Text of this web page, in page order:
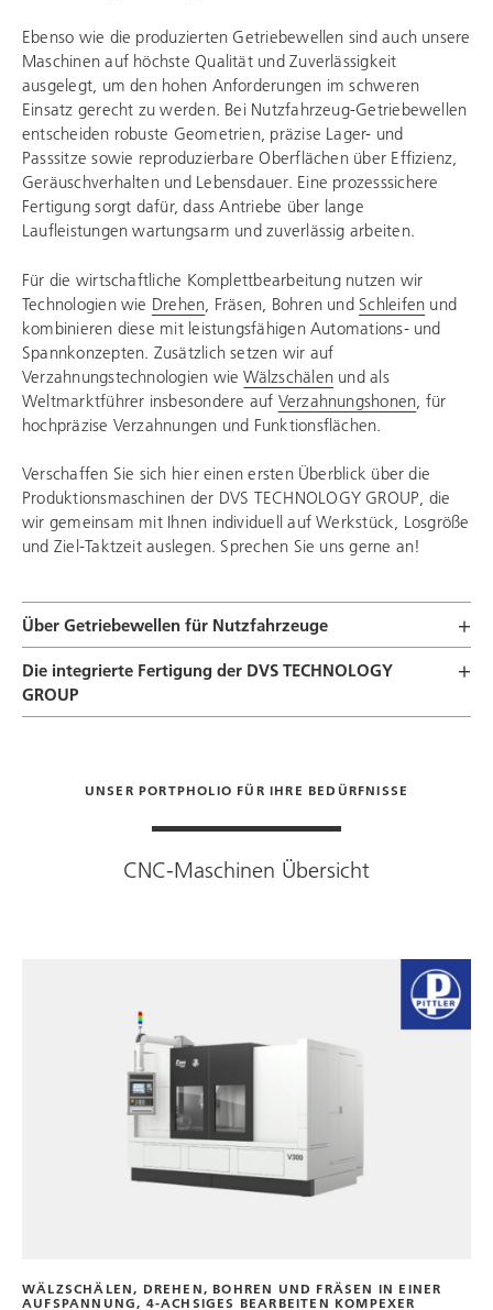
Ebenso wie die produzierten Getriebewellen sind auch unsere
Maschinen auf höchste Qualität und Zuverlässigkeit
ausgelegt, um den hohen Anforderungen im schweren
Einsatz gerecht zu werden. Bei Nutzfahrzeug-Getriebewellen
entscheiden robuste Geometrien, präzise Lager- und
Passsitze sowie reproduzierbare Oberflächen über Effizienz,
Geräuschverhalten und Lebensdauer. Eine prozesssichere
Fertigung sorgt dafür, dass Antriebe über lange
Laufleistungen wartungsarm und zuverlässig arbeiten.
Für die wirtschaftliche Komplettbearbeitung nutzen wir
Technologien wie Drehen , Fräsen, Bohren und Schleifen und
kombinieren diese mit leistungsfähigen Automations- und
Spannkonzepten. Zusätzlich setzen wir auf
Verzahnungstechnologien wieWälzschälenund als
Weltmarktführer insbesondere auf Verzahnungshonen , für
hochpräzise Verzahnungen und Funktionsflächen.
Verschaffen Sie sich hier einen ersten Überblick über die
Produktionsmaschinen der DVS TECHNOLOGY GROUP, die
wir gemeinsam mit Ihnen individuell auf Werkstück, Losgröße
und Ziel-Taktzeit auslegen. Sprechen Sie uns gerne an!
Über Getriebewellen für Nutzfahrzeuge
Die integrierte Fertigung der DVS TECHNOLOGY
GROUP
UNSER PORTPHOLIO FÜR IHRE BEDÜRFNISSE
CNC-Maschinen Übersicht
WÄLZSCHÄLEN, DREHEN, BOHREN UND FRÄSEN IN EINER
AUFSPANNUNG, 4-ACHSIGES BEARBEITEN KOMPEXER